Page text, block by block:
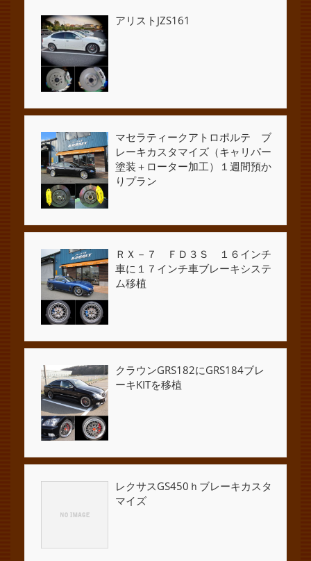
アリストJZS161
マセラティークアトロポルテ ブ
レーキカスタマイズ（キャリパー
塗装＋ローター加工）１週間預か
りプラン
ＲＸ－７ ＦＤ３Ｓ １６インチ
車に１７インチ車ブレーキシステ
ム移植
クラウンGRS182にGRS184ブレ
ーキKITを移植
レクサスGS450ｈブレーキカスタ
マイズ